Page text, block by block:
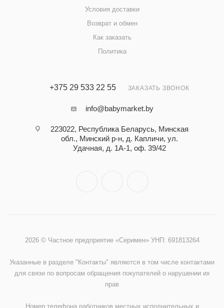
Условия доставки
Возврат и обмен
Как заказать
Политика
+375 29 533 22 55 ЗАКАЗАТЬ ЗВОНОК
info@babymarket.by
223022, Республика Беларусь, Минская
обл., Минский р-н, д. Капличи, ул.
Удачная, д. 1А-1, оф. 39/42
2026 © Частное предприятие «Серимен» УНП: 691813264
Указанные в разделе "Контакты" являются в том числе контактами
для связи по вопросам обращения покупателей о нарушении их
прав
Номер телефона работников местных исполнительных и